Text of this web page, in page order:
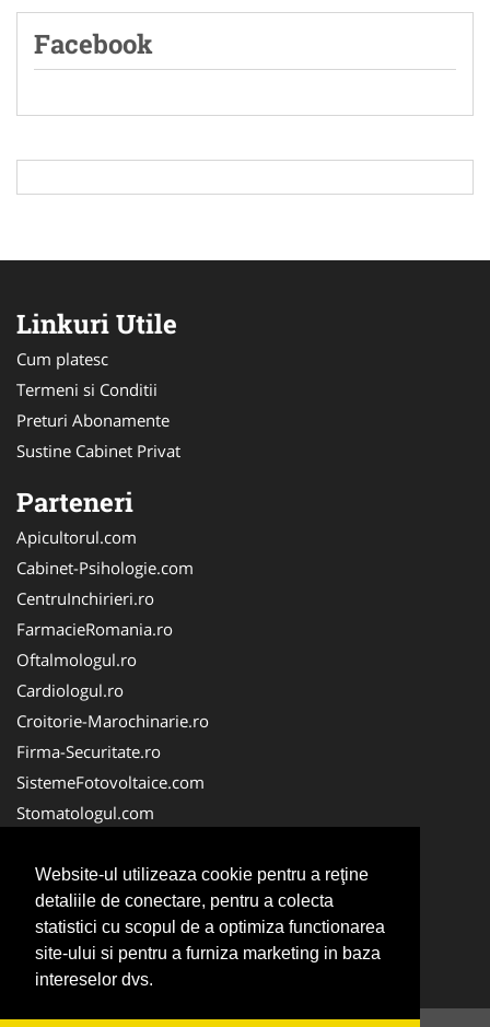
Website-ul utilizeaza cookie pentru a reţine
detaliile de conectare, pentru a colecta
statistici cu scopul de a optimiza functionarea
site-ului si pentru a furniza marketing in baza
intereselor dvs.
Facebook
Linkuri Utile
Cum platesc
Termeni si Conditii
Preturi Abonamente
Sustine Cabinet Privat
Parteneri
Apicultorul.com
Cabinet-Psihologie.com
CentruInchirieri.ro
FarmacieRomania.ro
Oftalmologul.ro
Cardiologul.ro
Croitorie-Marochinarie.ro
Firma-Securitate.ro
SistemeFotovoltaice.com
Stomatologul.com
Birouri-Cadastru.ro
Cabinet-Individual.ro
CramaVinuri.ro
InstalatiiSolare.com